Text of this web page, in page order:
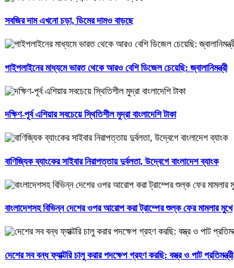
সবজির দাম এখনো চড়া, ডিমের দামও বাড়ছে
পাইপলাইনের মাধ্যমে ভারত থেকে আরও বেশি ডিজেল চেয়েছি: জ্বালানিমন্ত্রী
দক্ষিণ-পূর্ব এশিয়ার সবচেয়ে স্থিতিশীল মুদ্রা বাংলাদেশি টাকা
বাণিজ্যিক ব্যাংকের সাইবার নিরাপত্তায় দুর্বলতা, উদ্বেগে বাংলাদেশ ব্যাংক
বাংলাদেশসহ বিভিন্ন দেশের ওপর আরোপ করা ট্রাম্পের শুল্ক ফের মামলার মুখে
দেশের সব বন্ধ ফ্যাক্টরি চালু করার পদক্ষেপ গ্রহণ করছি: বস্ত্র ও পাট প্রতিমন্ত্রী